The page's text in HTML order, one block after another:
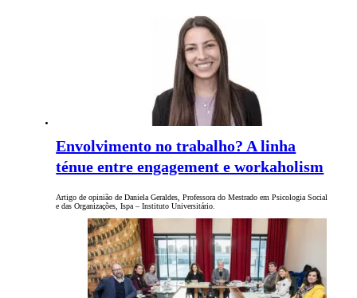
Envolvimento no trabalho? A linha
ténue entre engagement e workaholism
Artigo de opinião de Daniela Geraldes, Professora do Mestrado em Psicologia Social
e das Organizações, Ispa – Instituto Universitário.